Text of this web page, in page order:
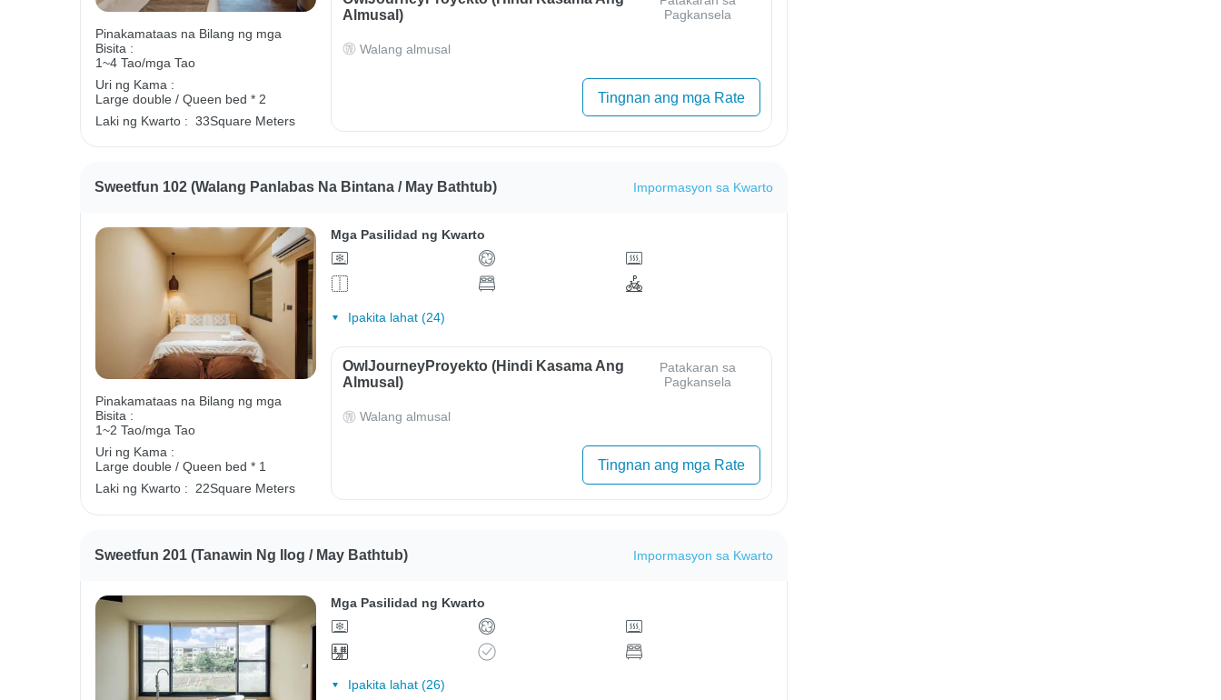
Pinakamataas na Bilang ng mga
Bisita :
1~4 Tao/mga Tao
Uri ng Kama :
Large double / Queen bed * 2
Laki ng Kwarto : 33Square Meters
Almusal)
Pagkansela
Walang almusal
Tingnan ang mga Rate
Sweetfun 102 (Walang Panlabas Na Bintana / May Bathtub) Impormasyon sa Kwarto
Pinakamataas na Bilang ng mga
Bisita :
1~2 Tao/mga Tao
Uri ng Kama :
Large double / Queen bed * 1
Laki ng Kwarto :
22Square Meters
Mga Pasilidad ng Kwarto
Ipakita lahat (24)
OwlJourneyProyekto (Hindi Kasama Ang
Almusal)
Patakaran sa
Pagkansela
Walang almusal
Tingnan ang mga Rate
Sweetfun 201 (Tanawin Ng Ilog / May Bathtub) Impormasyon sa Kwarto
Mga Pasilidad ng Kwarto
Ipakita lahat (26)